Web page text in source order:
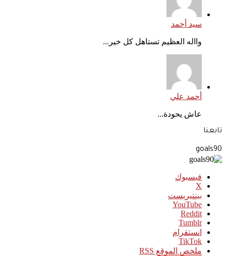
سيد أحمد
وااله العظيم تستاهل كل خير...
أحمد علي
عاش يحودة...
تابعنا
goals90
فيسبوك
‫X
بينتيريست
‫YouTube
انستقرام
‫TikTok
ملخص الموقع RSS